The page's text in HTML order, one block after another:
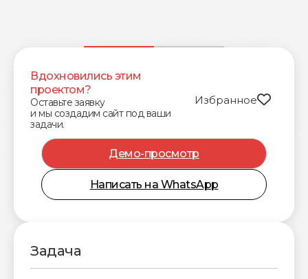
Вдохновились этим
проектом?
Оставьте заявку
и мы создадим сайт под ваши
задачи.
Избранное
Демо-просмотр
Написать на WhatsApp
Задача